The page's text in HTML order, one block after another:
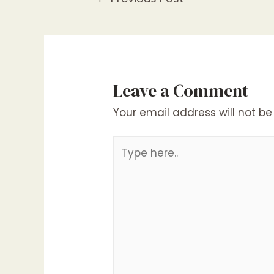
Leave a Comment
Your email address will not
here..